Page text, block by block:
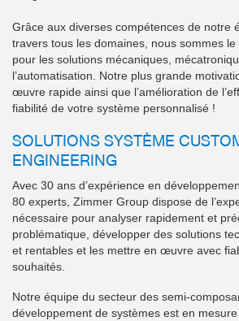
Grâce aux diverses compétences de notre
travers tous les domaines, nous sommes
pour les solutions mécaniques,
l’automatisation. Notre plus grande
œuvre rapide ainsi que l’amélioration de
fiabilité de votre système personnalisé !
SOLUTIONS SYSTÈME
ENGINEERING
Avec 30 ans d’expérience en
80 experts, Zimmer Group dispose de
nécessaire pour analyser rapidement et
problématique, développer des solutions
et rentables et les mettre en œuvre avec
souhaités.
Notre équipe du secteur des semi-
développement de systèmes est en